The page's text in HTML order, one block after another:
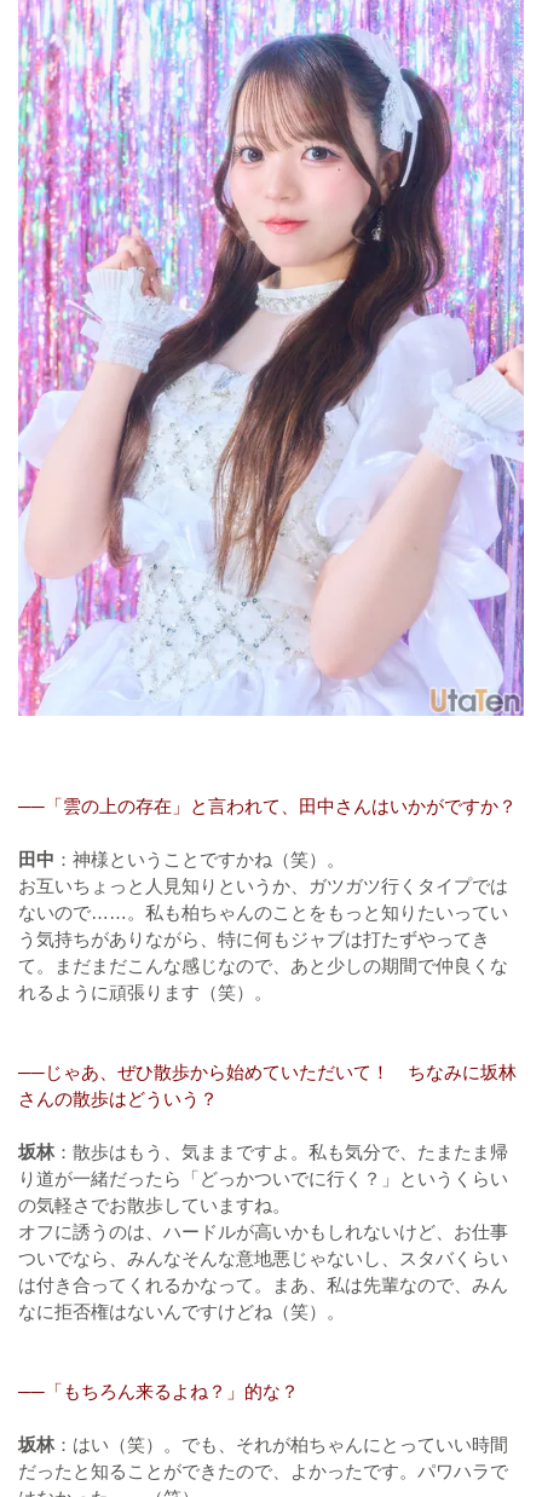
──「雲の上の存在」と言われて、田中さんはいかがですか？
田中 ：神様ということですかね（笑）。
お互いちょっと人見知りというか、ガツガツ行くタイプでは
ないので……。私も柏ちゃんのことをもっと知りたいってい
う気持ちがありながら、特に何もジャブは打たずやってき
て。まだまだこんな感じなので、あと少しの期間で仲良くな
れるように頑張ります（笑）。
──じゃあ、ぜひ散歩から始めていただいて！ ちなみに坂林
さんの散歩はどういう？
坂林：散歩はもう、気ままですよ。私も気分で、たまたま帰
り道が一緒だったら「どっかついでに行く？」というくらい
の気軽さでお散歩していますね。
オフに誘うのは、ハードルが高いかもしれないけど、お仕事
ついでなら、みんなそんな意地悪じゃないし、スタバくらい
は付き合ってくれるかなって。まあ、私は先輩なので、みん
なに拒否権はないんですけどね（笑）。
──「もちろん来るよね？」的な？
坂林：はい（笑）。でも、それが柏ちゃんにとっていい時間
だったと知ることができたので、よかったです。パワハラで